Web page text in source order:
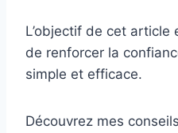
L’objectif de cet
de renforcer la
simple et efficace.
Découvrez mes